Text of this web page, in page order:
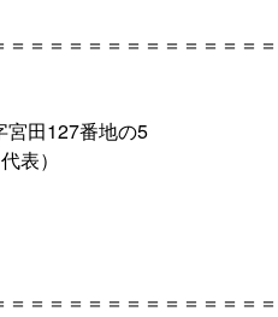
＝＝＝＝＝＝＝＝＝＝＝＝＝
宮田127番地の5
表）
＝＝＝＝＝＝＝＝＝＝＝＝＝